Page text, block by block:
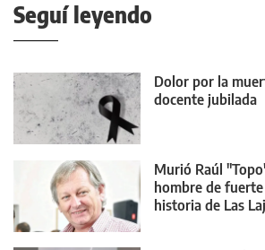
Seguí leyendo
Dolor por la
docente jubilada
Murió Raúl
hombre de
historia de Las